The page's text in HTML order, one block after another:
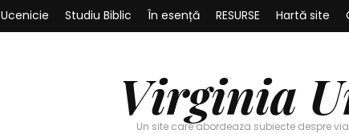
Ucenicie Studiu Biblic În esență RESURSE Hartă site
Virginia
Un site care abordeaza subiecte despre